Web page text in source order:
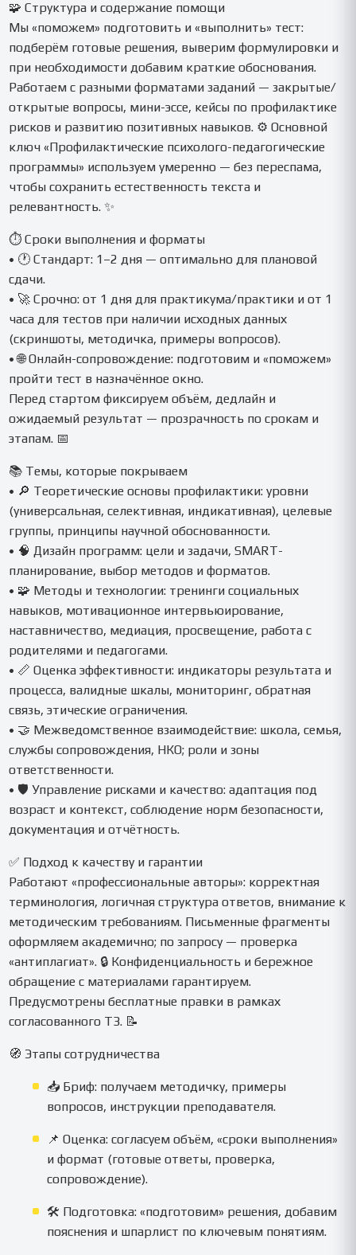
🧩 Структура и содержание помощи
Мы «поможем» подготовить и «выполнить» тест:
подберём готовые решения, выверим формулировки и
при необходимости добавим краткие обоснования.
Работаем с разными форматами заданий — закрытые/
открытые вопросы, мини-эссе, кейсы по профилактике
рисков и развитию позитивных навыков. ⚙️ Основной
ключ «Профилактические психолого-педагогические
программы» используем умеренно — без переспама,
чтобы сохранить естественность текста и
релевантность. ✨
⏱️ Сроки выполнения и форматы
• 🕐 Стандарт: 1–2 дня — оптимально для плановой
сдачи.
• 🚀 Срочно: от 1 дня для практикума/практики и от 1
часа для тестов при наличии исходных данных
(скриншоты, методичка, примеры вопросов).
• 🌐 Онлайн-сопровождение: подготовим и «поможем»
пройти тест в назначённое окно.
Перед стартом фиксируем объём, дедлайн и
ожидаемый результат — прозрачность по срокам и
этапам. 📅
📚 Темы, которые покрываем
• 🔎 Теоретические основы профилактики: уровни
(универсальная, селективная, индикативная), целевые
группы, принципы научной обоснованности.
• 🧠 Дизайн программ: цели и задачи, SMART-
планирование, выбор методов и форматов.
• 🧩 Методы и технологии: тренинги социальных
навыков, мотивационное интервьюирование,
наставничество, медиация, просвещение, работа с
родителями и педагогами.
• 📏 Оценка эффективности: индикаторы результата и
процесса, валидные шкалы, мониторинг, обратная
связь, этические ограничения.
• 🤝 Межведомственное взаимодействие: школа, семья,
службы сопровождения, НКО; роли и зоны
ответственности.
• 🛡️ Управление рисками и качество: адаптация под
возраст и контекст, соблюдение норм безопасности,
документация и отчётность.
✅ Подход к качеству и гарантии
Работают «профессиональные авторы»: корректная
терминология, логичная структура ответов, внимание к
методическим требованиям. Письменные фрагменты
оформляем академично; по запросу — проверка
«антиплагиат». 🔒 Конфиденциальность и бережное
обращение с материалами гарантируем.
Предусмотрены бесплатные правки в рамках
согласованного ТЗ. 📝
🧭 Этапы сотрудничества
📥 Бриф: получаем методичку, примеры
вопросов, инструкции преподавателя.
📌 Оценка: согласуем объём, «сроки выполнения»
и формат (готовые ответы, проверка,
сопровождение).
🛠️ Подготовка: «подготовим» решения, добавим
пояснения и шпарлист по ключевым понятиям.